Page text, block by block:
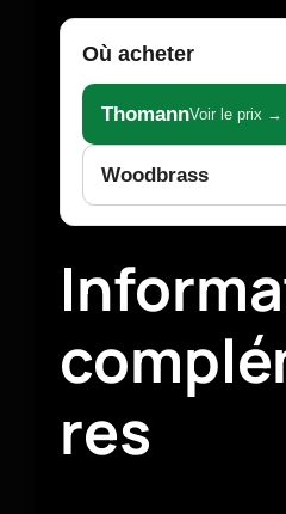
Où acheter
ThomannVoir le prix →
Woodbrass
res